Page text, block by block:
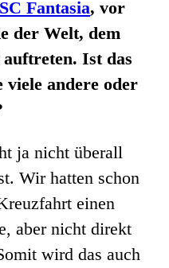
Fantasia, vor
der Welt, dem
Ist das
andere oder
ja nicht überall
Wir hatten schon
einen
aber nicht direkt
wird das auch